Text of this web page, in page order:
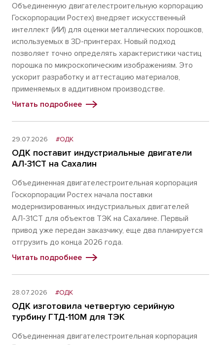
Объединенную двигателестроительную корпорацию
Госкорпорации Ростех) внедряет искусственный
интеллект (ИИ) для оценки металлических порошков,
используемых в 3D-принтерах. Новый подход
позволяет точно определять характеристики частиц
порошка по микроскопическим изображениям. Это
ускорит разработку и аттестацию материалов,
применяемых в аддитивном производстве.
Читать подробнее
29.07.2026 #ОДК
ОДК поставит индустриальные двигатели
АЛ-31СТ на Сахалин
Объединенная двигателестроительная корпорация
Госкорпорации Ростех начала поставки
модернизированных индустриальных двигателей
АЛ-31СТ для объектов ТЭК на Сахалине. Первый
привод уже передан заказчику, еще два планируется
отгрузить до конца 2026 года.
Читать подробнее
28.07.2026 #ОДК
ОДК изготовила четвертую серийную
турбину ГТД-110М для ТЭК
Объединенная двигателестроительная корпорация